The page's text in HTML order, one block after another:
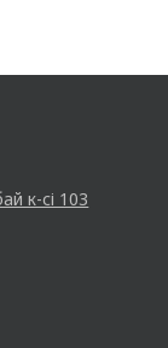
к-сі 103